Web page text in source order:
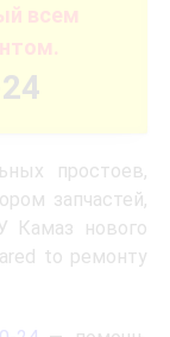
всем
простоев,
запчастей,
Камаз нового
to ремонту